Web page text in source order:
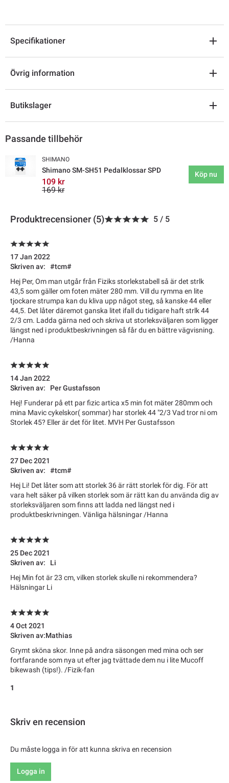
Specifikationer
Övrig information
Butikslager
Passande tillbehör
SHIMANO
Shimano SM-SH51 Pedalklossar SPD
109 kr
169 kr
Köp nu
Produktrecensioner (5) 5 / 5
Hej Per, Om man utgår från Fiziks storlekstabell så är det strlk
43,5 som gäller om foten mäter 280 mm. Vill du rymma en lite
tjockare strumpa kan du kliva upp något steg, så kanske 44 eller
44,5. Det låter däremot ganska litet ifall du tidigare haft strlk 44
2/3 cm. Ladda gärna ned och skriva ut storleksväljaren som ligger
längst ned i produktbeskrivningen så får du en bättre vägvisning.
/Hanna
Skriven av: #tcm#
17 Jan 2022
Hej! Funderar på ett par fizic artica x5 min fot mäter 280mm och
mina Mavic cykelskor( sommar) har storlek 44 "2/3 Vad tror ni om
Storlek 45? Eller är det för litet. MVH Per Gustafsson
Skriven av: Per Gustafsson
14 Jan 2022
Hej Li! Det låter som att storlek 36 är rätt storlek för dig. För att
vara helt säker på vilken storlek som är rätt kan du använda dig av
storleksväljaren som finns att ladda ned längst ned i
produktbeskrivningen. Vänliga hälsningar /Hanna
Skriven av: #tcm#
27 Dec 2021
Hej Min fot är 23 cm, vilken storlek skulle ni rekommendera?
Hälsningar Li
Skriven av: Li
25 Dec 2021
Grymt sköna skor. Inne på andra säsongen med mina och ser
fortfarande som nya ut efter jag tvättade dem nu i lite Mucoff
bikewash (tips!). /Fizik-fan
Skriven av:Mathias
4 Oct 2021
1
Skriv en recension
Du måste logga in för att kunna skriva en recension
Logga in